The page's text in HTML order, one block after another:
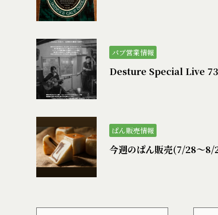
パブ営業情報
Desture Special Live 73
ぱん販売情報
今週のぱん販売(7/28〜8/